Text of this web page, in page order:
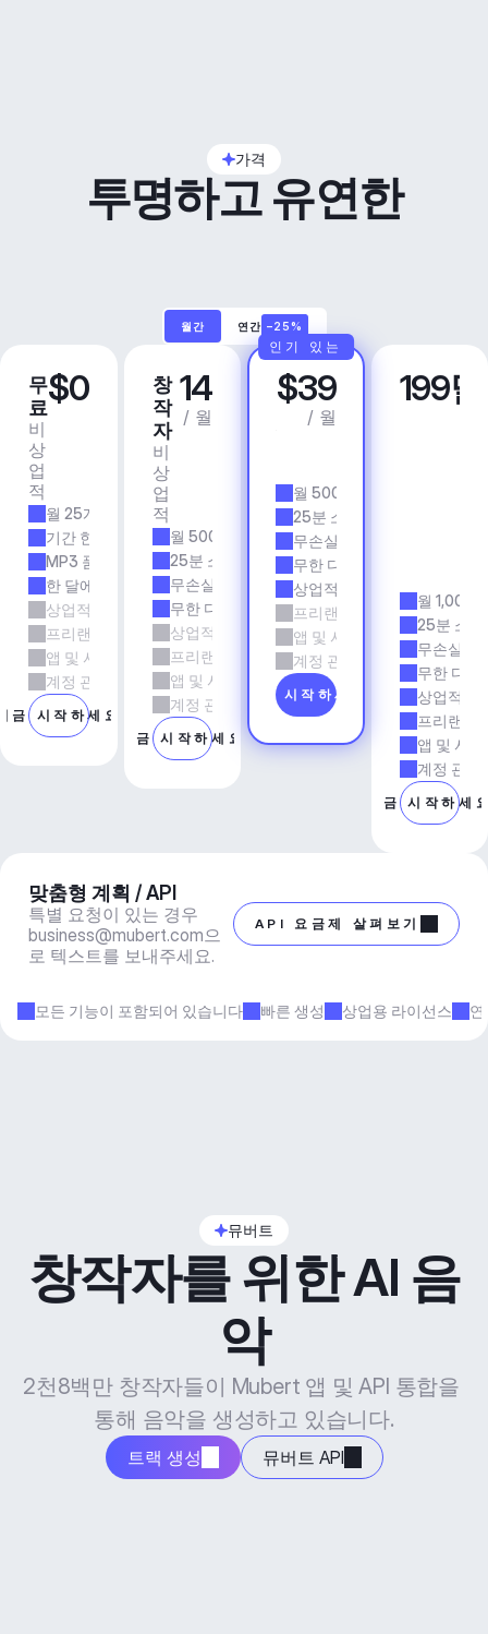
가격
투명하고 유연한
월간 연간 –25%
무
료
비
상
업
적
$0
월 25개 트랙
기간 한정
MP3 품질
한 달에 5회 다운로드
상업적 사용
프리랜서 및 에이전시 업무
앱 및 서비스
계정 관리자 지원
금 시작하세요
창
작
자
비
상
업
적
14
/ 월
월 500개 트랙
25분 소요 시간
무손실 품질
무한 다운로드
상업적 사용
프리랜서 및 에이전시 업무
앱 및 서비스
계정 관리자 지원
지금 시작하세요
프
로
$39
/ 월
월 500개 트랙
25분 소요 시간
무손실 품질
무한 다운로드
상업적 사용
프리랜서 및 에이전시 업무
앱 및 서비스
계정 관리자 지원
지금 시작하세요
인기 있는
비
즈
199
월 1,000
25분 소요
무손실 품
무한 다운
상업적 사
프리랜서
앱 및 서비
계정 관리
지금 시작하세
맞춤형 계획 / API
business@mubert.com으
로 텍스트를 보내주세요.
API 요금제 살펴보기
모든 기능이 포함되어 있습니다 빠른 생성 상업용 라이선스
뮤버트
창작자를 위한 AI 음
악
2천8백만 창작자들이 Mubert 앱 및 API 통합을
통해 음악을 생성하고 있습니다.
트랙 생성 뮤버트 API